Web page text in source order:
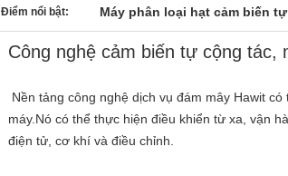
Điểm nổi bật: Máy phân loại hạt cảm biến
Công nghệ cảm biến tự cộng tác,
Nền tảng công nghệ dịch vụ đám mây Hawit
máy.Nó có thể thực hiện điều khiển từ xa, vận
điện tử, cơ khí và điều chỉnh.